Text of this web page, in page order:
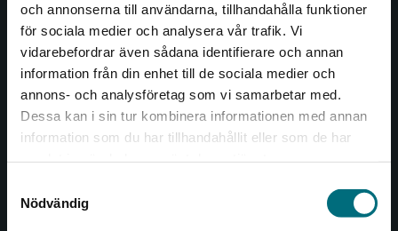
och annonserna till användarna, tillhandahålla funktioner
för sociala medier och analysera vår trafik. Vi
vidarebefordrar även sådana identifierare och annan
information från din enhet till de sociala medier och
annons- och analysföretag som vi samarbetar med.
Dessa kan i sin tur kombinera informationen med annan
information som du har tillhandahållit eller som de har
Nödvändig
Begränsad fraktregion
Det verkar som att du besöker
Sverige. För att kunna slutföra ett köp måste
Kontakta oss
Kontakta oss
046-31 20 00
Box 141
Besöksadress:
Åkergränden 1